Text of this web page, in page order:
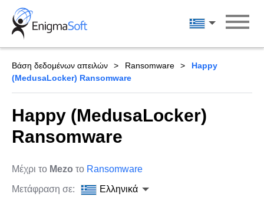
Skip
content
Ελληνικά
Βάση δεδομένων απειλών Ransomware
Happy
(MedusaLocker) Ransomware
Happy (MedusaLocker)
Ransomware
Μέχρι το Mezo το Ransomware
Μετάφραση σε:
Ελληνικά